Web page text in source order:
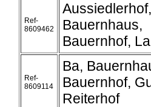
Ref-
8609462
Aussiedlerhof,
Bauernhaus,
Bauernhof,
Ref-
8609114
Ba,
Bauernhof,
Reiterhof